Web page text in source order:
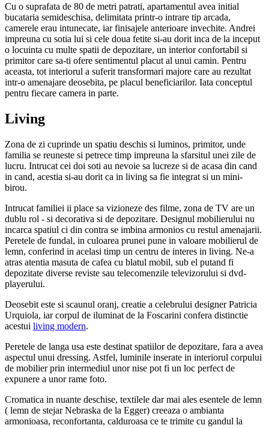
Cu o suprafata de 80 de metri patrati, apartamentul avea initial
bucataria semideschisa, delimitata printr-o intrare tip arcada,
camerele erau intunecate, iar finisajele anterioare invechite. Andrei
impreuna cu sotia lui si cele doua fetite si-au dorit inca de la inceput
o locuinta cu multe spatii de depozitare, un interior confortabil si
primitor care sa-ti ofere sentimentul placut al unui camin. Pentru
aceasta, tot interiorul a suferit transformari majore care au rezultat
intr-o amenajare deosebita, pe placul beneficiarilor. Iata conceptul
pentru fiecare camera in parte.
Living
Zona de zi cuprinde un spatiu deschis si luminos, primitor, unde
familia se reuneste si petrece timp impreuna la sfarsitul unei zile de
lucru. Intrucat cei doi soti au nevoie sa lucreze si de acasa din cand
in cand, acestia si-au dorit ca in living sa fie integrat si un mini-
birou.
Intrucat familiei ii place sa vizioneze des filme, zona de TV are un
dublu rol - si decorativa si de depozitare. Designul mobilierului nu
incarca spatiul ci din contra se imbina armonios cu restul amenajarii.
Peretele de fundal, in culoarea prunei pune in valoare mobilierul de
lemn, conferind in acelasi timp un centru de interes in living. Ne-a
atras atentia masuta de cafea cu blatul mobil, sub el putand fi
depozitate diverse reviste sau telecomenzile televizorului si dvd-
playerului.
Deosebit este si scaunul oranj, creatie a celebrului designer Patricia
Urquiola, iar corpul de iluminat de la Foscarini confera distinctie
acestui living modern.
Peretele de langa usa este destinat spatiilor de depozitare, fara a avea
aspectul unui dressing. Astfel, luminile inserate in interiorul corpului
de mobilier prin intermediul unor nise pot fi un loc perfect de
expunere a unor rame foto.
Cromatica in nuante deschise, textilele dar mai ales esentele de lemn
( lemn de stejar Nebraska de la Egger) creeaza o ambianta
armonioasa, reconfortanta, calduroasa ce te trimite cu gandul la